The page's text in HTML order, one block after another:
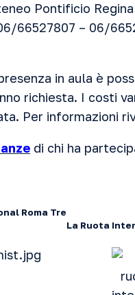
Pontificio
66527807 – 06/
in aula è
richiesta. I costi
Per informazioni
di chi ha
Roma Tre
La Ruota